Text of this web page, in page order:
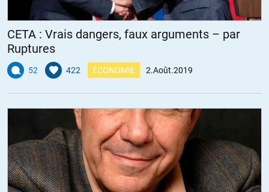
CETA : Vrais dangers, faux arguments – par
Ruptures
52 422 ÉCONOMIE 2.Août.2019